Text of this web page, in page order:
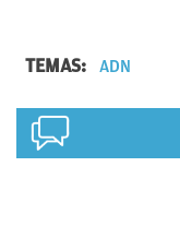
TEMAS: ADN